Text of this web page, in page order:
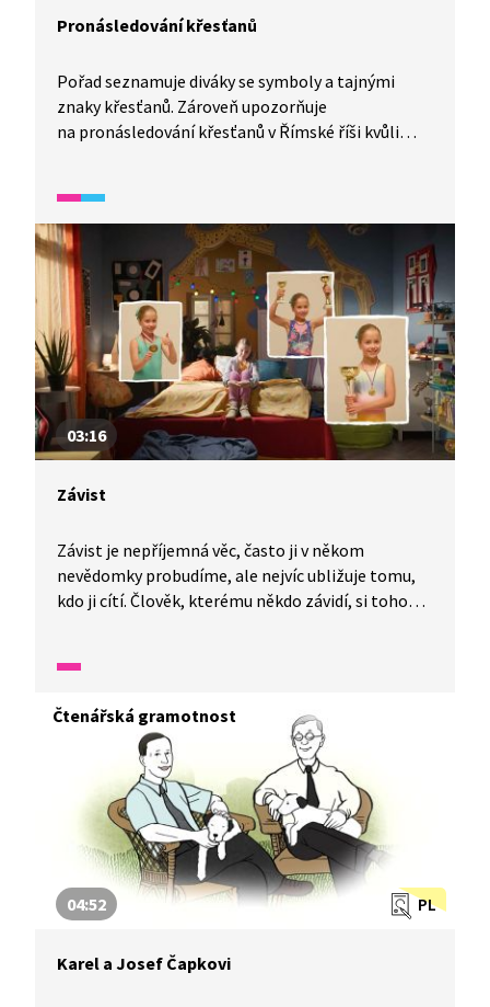
Pronásledování křesťanů
Pořad seznamuje diváky se symboly a tajnými
znaky křesťanů. Zároveň upozorňuje
na pronásledování křesťanů v Římské říši kvůli
03:16
Závist
Závist je nepříjemná věc, často ji v někom
nevědomky probudíme, ale nejvíc ubližuje tomu,
kdo ji cítí. Člověk, kterému někdo závidí, si toho
jim žilo lépe? Inspiraci vám přinese díl Závist
ze seriálu Uka dobro.
Čtenářská gramotnost
PL
04:52
Karel a Josef Čapkovi